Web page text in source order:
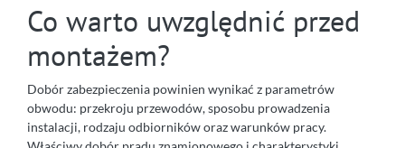
Co warto uwzględnić przed
montażem?
Dobór zabezpieczenia powinien wynikać z parametrów
obwodu: przekroju przewodów, sposobu prowadzenia
instalacji, rodzaju odbiorników oraz warunków pracy.